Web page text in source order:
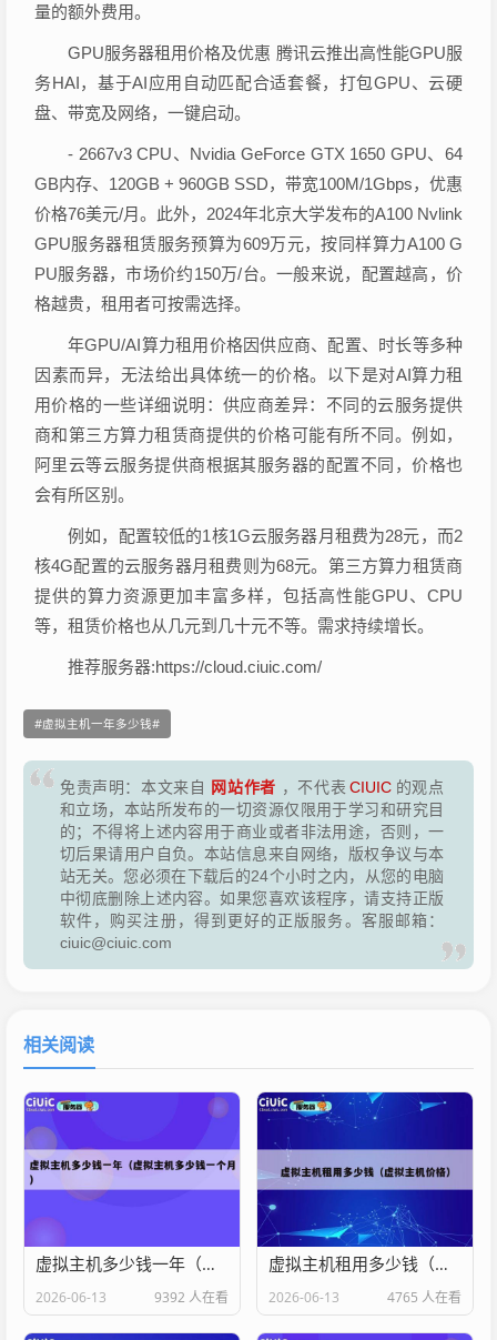
量的额外费用。
GPU服务器租用价格及优惠 腾讯云推出高性能GPU服
务HAI，基于AI应用自动匹配合适套餐，打包GPU、云硬
盘、带宽及网络，一键启动。
- 2667v3 CPU、Nvidia GeForce GTX 1650 GPU、64
GB内存、120GB + 960GB SSD，带宽100M/1Gbps，优惠
价格76美元/月。此外，2024年北京大学发布的A100 Nvlink
GPU服务器租赁服务预算为609万元，按同样算力A100 G
PU服务器，市场价约150万/台。一般来说，配置越高，价
格越贵，租用者可按需选择。
年GPU/AI算力租用价格因供应商、配置、时长等多种
因素而异，无法给出具体统一的价格。以下是对AI算力租
用价格的一些详细说明：供应商差异：不同的云服务提供
商和第三方算力租赁商提供的价格可能有所不同。例如，
阿里云等云服务提供商根据其服务器的配置不同，价格也
会有所区别。
例如，配置较低的1核1G云服务器月租费为28元，而2
核4G配置的云服务器月租费则为68元。第三方算力租赁商
提供的算力资源更加丰富多样，包括高性能GPU、CPU
等，租赁价格也从几元到几十元不等。需求持续增长。
推荐服务器:https://cloud.ciuic.com/
虚拟主机一年多少钱
免责声明：本文来自 网站作者 ，不代表 CIUIC 的观点
和立场，本站所发布的一切资源仅限用于学习和研究目
的；不得将上述内容用于商业或者非法用途，否则，一
切后果请用户自负。本站信息来自网络，版权争议与本
站无关。您必须在下载后的24个小时之内，从您的电脑
中彻底删除上述内容。如果您喜欢该程序，请支持正版
软件，购买注册，得到更好的正版服务。客服邮箱：
ciuic@ciuic.com
相关阅读
虚拟主机多少钱一年（虚拟主机多少钱一个月）
2026-06-13 9392 人在看
虚拟主机租用多少钱（虚拟主机价格）
2026-06-13 4765 人在看